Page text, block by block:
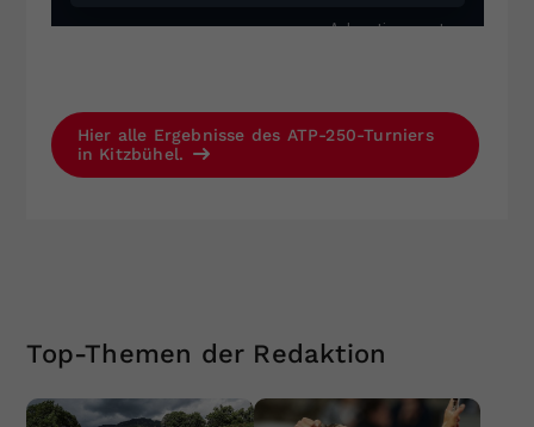
Hier alle Ergebnisse des ATP-250-Turniers
in Kitzbühel.
Top-Themen der Redaktion